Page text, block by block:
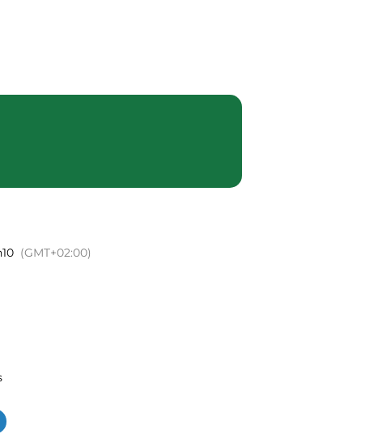
(GMT+02:00)